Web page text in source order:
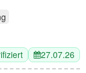
27.07.26